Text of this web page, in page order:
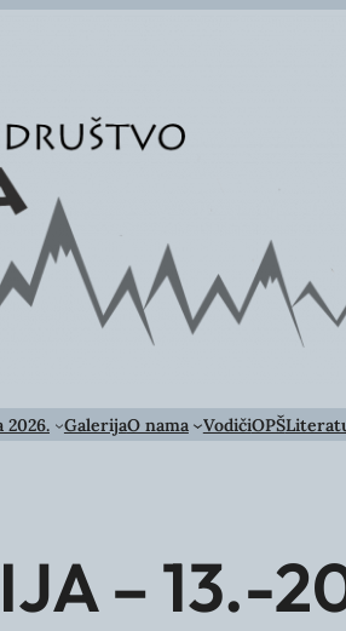
2026. GalerijaO nama VodičiOPŠ
– 13.-